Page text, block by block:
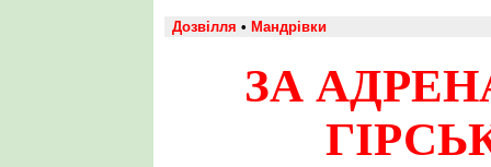
Дозвілля • Мандрівки
ЗА